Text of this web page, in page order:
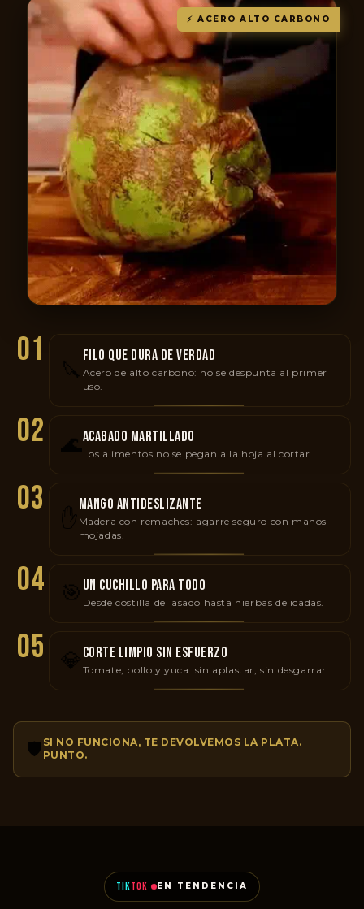
⚡ ACERO ALTO CARBONO
01 FILO QUE DURA DE VERDAD
Acero de alto carbono: no se despunta al primer
uso.
02 ACABADO MARTILLADO
Los alimentos no se pegan a la hoja al cortar.
03 MANGO ANTIDESLIZANTE
Madera con remaches: agarre seguro con manos
mojadas.
04 UN CUCHILLO PARA TODO
Desde costilla del asado hasta hierbas delicadas.
05 CORTE LIMPIO SIN ESFUERZO
Tomate, pollo y yuca: sin aplastar, sin desgarrar.
🛡️ SI NO FUNCIONA, TE DEVOLVEMOS LA PLATA.
PUNTO.
TIKTOK· EN TENDENCIA